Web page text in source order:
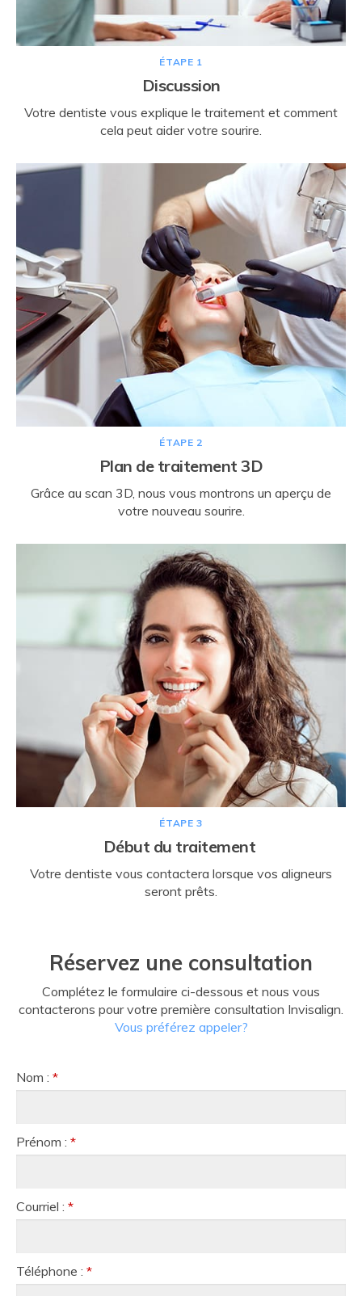
ÉTAPE 1
Discussion
Votre dentiste vous explique le traitement et comment
cela peut aider votre sourire.
ÉTAPE 2
Plan de traitement 3D
Grâce au scan 3D, nous vous montrons un aperçu de
votre nouveau sourire.
ÉTAPE 3
Début du traitement
Votre dentiste vous contactera lorsque vos aligneurs
seront prêts.
Réservez une consultation
Complétez le formulaire ci-dessous et nous vous
contacterons pour votre première consultation Invisalign.
Vous préférez appeler?
Nom : *
Prénom : *
Courriel : *
Téléphone : *